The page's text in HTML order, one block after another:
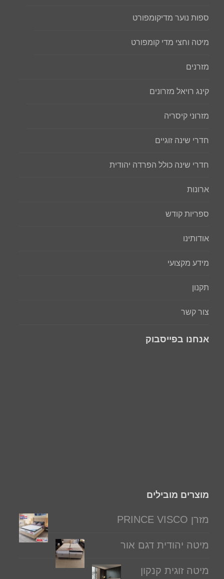
ספות נוער מדיקומפורט
מיטה וחצי מדי קומפורט
מזרנים
קינג רויאל מזרונים
מזרוני קיסריה
חדרי שינה זוגיים
חדרי שינה כולל הפרדה יהודית
ארונות
ספריות קודש
אודותינו
מידע מקצועי
תקנון
צור קשר
אנחנו בפייסבוק
מוצרים מובילים
מזרן PRINCE VISCO
מיטה יהודית דגם אור
מיטה זוגית קנקון